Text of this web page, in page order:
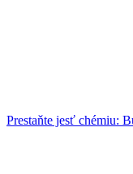
Prestaňte jesť chémiu: